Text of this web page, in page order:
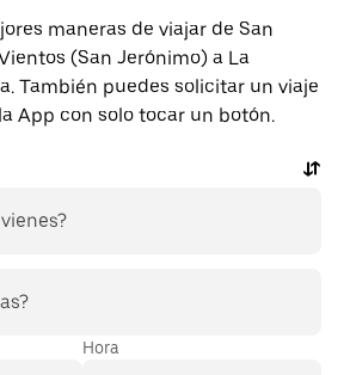
maneras de viajar de San
(San Jerónimo) a La
También puedes solicitar un viaje
App con solo tocar un botón.
Hora